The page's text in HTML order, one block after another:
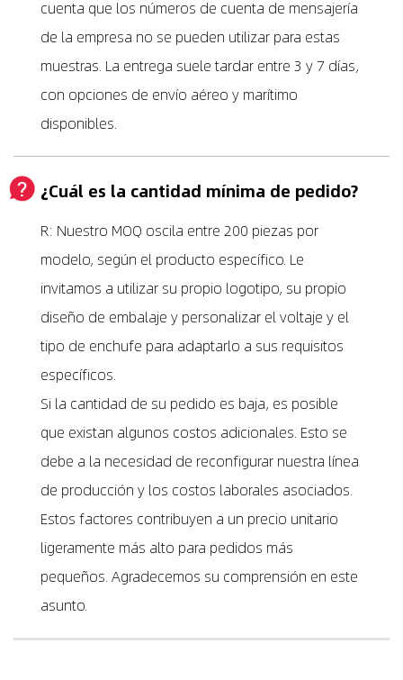
cuenta que los números de cuenta de mensajería
de la empresa no se pueden utilizar para estas
muestras. La entrega suele tardar entre 3 y 7 días,
con opciones de envío aéreo y marítimo
disponibles.
¿Cuál es la cantidad mínima de pedido?
R: Nuestro MOQ oscila entre 200 piezas por
modelo, según el producto específico. Le
invitamos a utilizar su propio logotipo, su propio
diseño de embalaje y personalizar el voltaje y el
tipo de enchufe para adaptarlo a sus requisitos
específicos.
Si la cantidad de su pedido es baja, es posible
que existan algunos costos adicionales. Esto se
debe a la necesidad de reconfigurar nuestra línea
de producción y los costos laborales asociados.
Estos factores contribuyen a un precio unitario
ligeramente más alto para pedidos más
pequeños. Agradecemos su comprensión en este
asunto.